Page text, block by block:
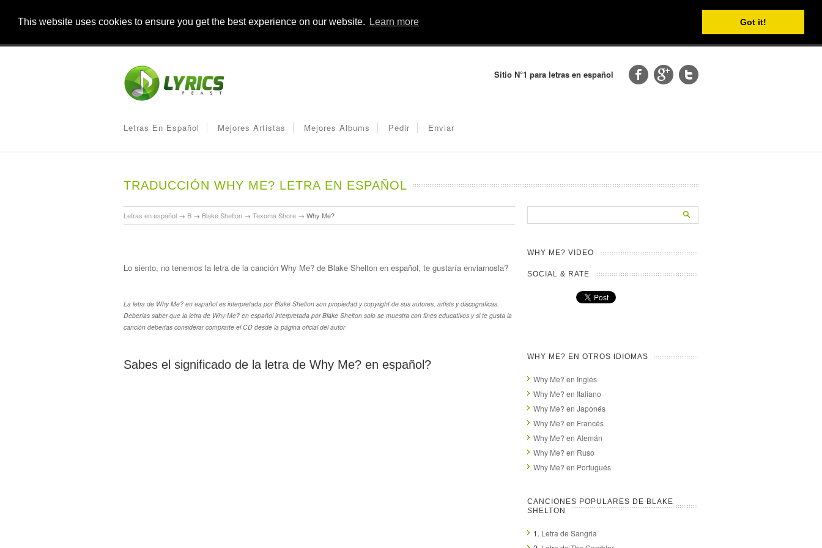
This website uses cookies to ensure you get the best experience on our website. Learn more Got it!
Sitio N°1 para letras en español
Letras En Español Mejores Artistas Mejores Albums Pedir Enviar
TRADUCCIÓN WHY ME? LETRA EN ESPAÑOL
Letras en español → B → Blake Shelton → Texoma Shore → Why Me?
Lo siento, no tenemos la letra de la canción Why Me? de Blake Shelton en español, te gustaría enviarnosla?
La letra de Why Me? en español es interpretada por Blake Shelton son propiedad y copyright de sus autores, artists y discograficas.
Deberías saber que la letra de Why Me? en español interpretada por Blake Shelton solo se muestra con fines educativos y si te gusta la
canción deberías considerar comprarte el CD desde la página oficial del autor
Sabes el significado de la letra de Why Me? en español?
WHY ME? VIDEO
SOCIAL & RATE
WHY ME? EN OTROS IDIOMAS
Why Me? en Inglés
Why Me? en Italiano
Why Me? en Japonés
Why Me? en Francés
Why Me? en Alemán
Why Me? en Ruso
Why Me? en Portugués
CANCIONES POPULARES DE BLAKE
SHELTON
1. Letra de Sangria